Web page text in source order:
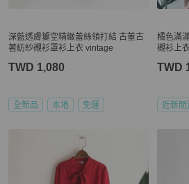
深藍透膚簍空精緻蕾絲領打結 古董古
著紡紗襯衫罩衫上衣 vintage
TWD 1,080
全新品 本地 免運
橘色滿
襯衫上
TWD
近新閒